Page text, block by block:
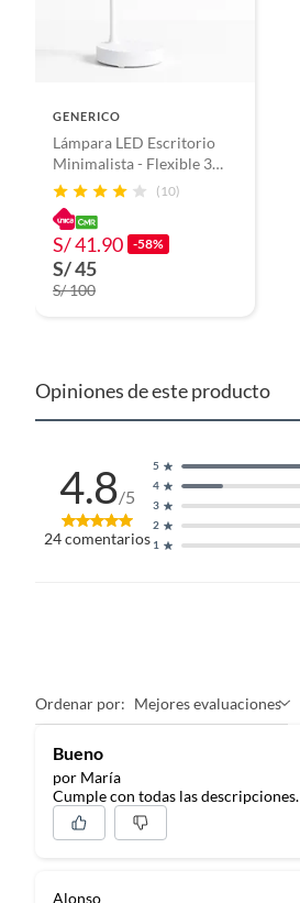
GENERICO
Lámpara LED Escritorio
Minimalista - Flexible 3
Tonos Luz (Fría/Cálida)
para Home Office y
Estudio
(10)
S/ 41.90 -58%
S/ 45
S/ 100
Opiniones de este producto
4.8/5
24comentarios 1
2
3
4
5
Ordenar por: Mejores evaluaciones
Bueno
por María
Cumple con todas las descripciones.
Alonso